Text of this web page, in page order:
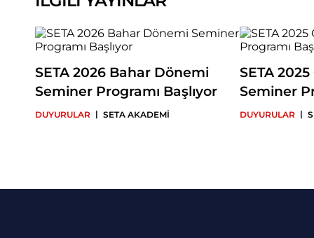
SETA 2026 Bahar Dönemi
Seminer Programı Başlıyor
DUYURULAR | SETA AKADEMİ
SETA
Seminer
DUYURULAR |